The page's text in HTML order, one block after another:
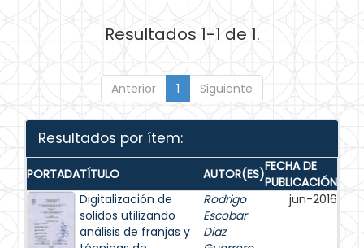
Resultados 1-1 de 1.
Anterior 1 Siguiente
Resultados por ítem:
PORTADATÍTULO AUTOR(ES)FECHA DE
PUBLICACIÓN
Digitalización de
solidos utilizando
análisis de franjas y
Rodrigo
Escobar
Diaz
jun-2016